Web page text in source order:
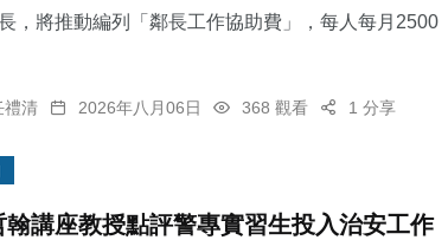
，將推動編列「鄰長工作協助費」，每人每月2500
禮清 2026年八月06日 368 觀看 1 分享
翰講座教授點評警專實習生投入治安工作